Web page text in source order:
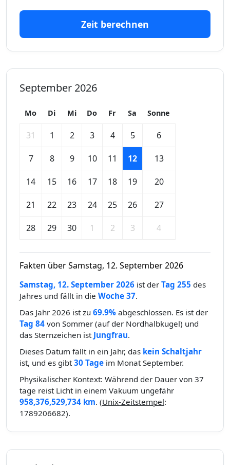
Zeit berechnen
September 2026
Mo Di Mi Do Fr Sa Sonne
31 1 2 3 4 5 6
7 8 9 10 11 12 13
14 15 16 17 18 19 20
21 22 23 24 25 26 27
28 29 30 1 2 3 4
Fakten über Samstag, 12. September 2026
Samstag, 12. September 2026 ist der Tag 255 des
Jahres und fällt in die Woche 37.
Das Jahr 2026 ist zu 69.9% abgeschlossen. Es ist der
Tag 84 von Sommer (auf der Nordhalbkugel) und
das Sternzeichen ist Jungfrau.
Dieses Datum fällt in ein Jahr, das kein Schaltjahr
ist, und es gibt30 Tage im Monat September.
Physikalischer Kontext: Während der Dauer von 37
tage reist Licht in einem Vakuum ungefähr
958,376,529,734 km. (Unix-Zeitstempel:
1789206682).